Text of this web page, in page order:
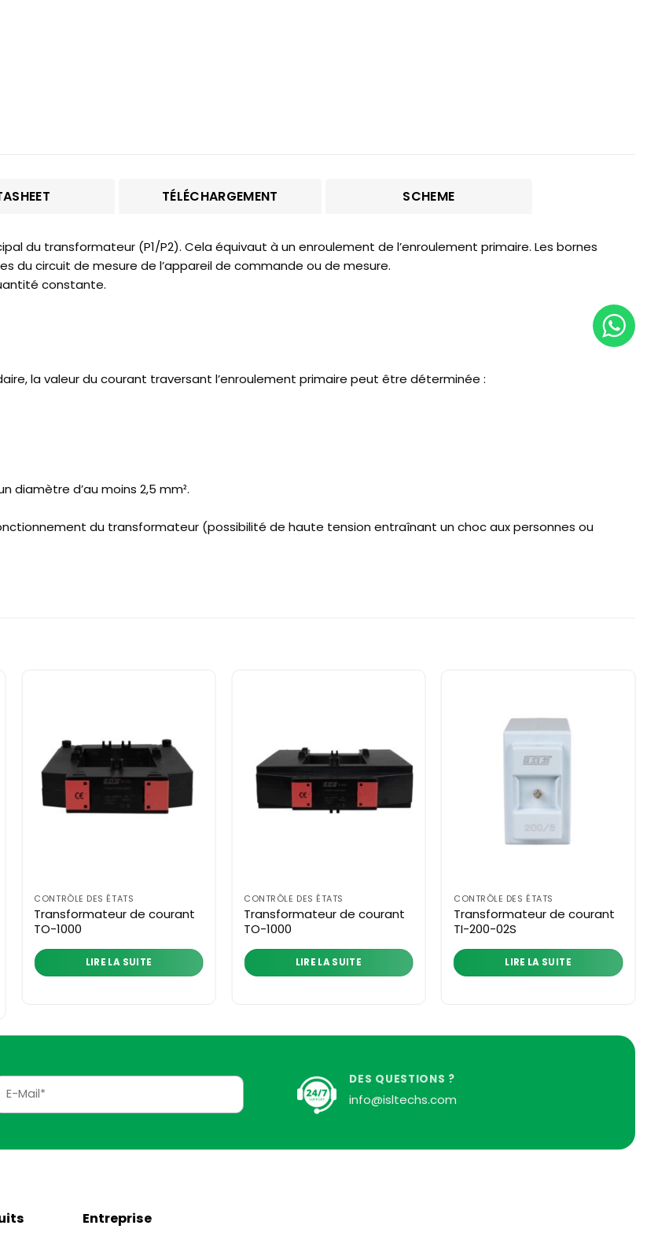
TÉLÉCHARGEMENT SCHEME
du transformateur (P1/P2). Cela équivaut à un enroulement de l’enroulement primaire. Les bornes
du circuit de mesure de l’appareil de commande ou de mesure.
constante.
la valeur du courant traversant l’enroulement primaire peut être déterminée :
diamètre d’au moins 2,5 mm².
du transformateur (possibilité de haute tension entraînant un choc aux personnes ou
CONTRÔLE DES ÉTATS
Transformateur de courant
TO-1000
LIRE LA SUITE
CONTRÔLE DES ÉTATS
Transformateur de courant
TO-1000
LIRE LA SUITE
CONTRÔLE DES ÉTATS
Transformateur de courant
TI-200-02S
LIRE LA SUITE
DES QUESTIONS ?
info@isltechs.com
Entreprise